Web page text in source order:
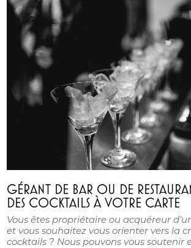
GÉRANT DE BAR OU DE
DES COCKTAILS À VOTRE CARTE
Vous êtes propriétaire ou acquéreur
et vous souhaitez vous orienter vers la
cocktails ? Nous pouvons vous soutenir